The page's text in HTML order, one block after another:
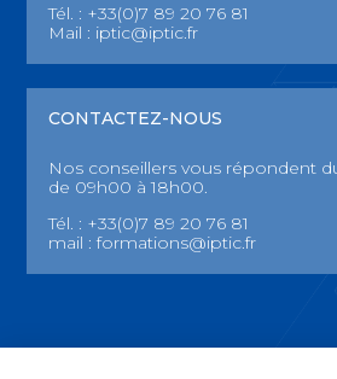
Tél. : +33(0)7 89 20 76 81
Mail : iptic@iptic.fr
CONTACTEZ-NOUS
Nos conseillers vous répondent
de 09h00 à 18h00.
Tél. : +33(0)7 89 20 76 81
mail :formations@iptic.fr